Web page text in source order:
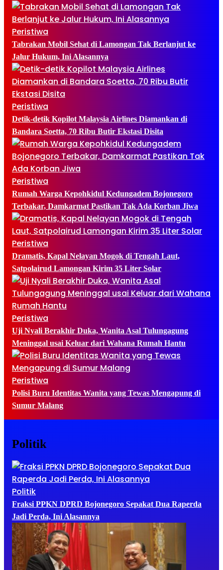
Peristiwa
Tabrakan Mobil Sehat di Lamongan Tak Berlanjut ke
Jalur Hukum, Ini Alasannya
Peristiwa
Detik-detik Kopilot Malaysia Airlines Diamankan di
Bandara Soetta, 70 Ribu Butir Ekstasi Disita
Peristiwa
Rumah Warga Kepohkidul Kedungadem Bojonegoro
Terbakar, Damkarmat Pastikan Tak Ada Korban Jiwa
Peristiwa
Dramatis, Kapal Nelayan Mogok di Tengah Laut,
Satpolairud Lamongan Kirim 35 Liter Solar
Peristiwa
Uji Nyali Berakhir Duka, Wanita Asal Tulungagung
Meninggal usai Keluar dari Wahana Rumah Hantu
Peristiwa
Polisi Buru Identitas Wanita yang Tewas Mengapung di
Sumur Malang
Politik
Politik
Fraksi PPKN DPRD Bojonegoro Sepakat Dua Raperda
Jadi Perda, Ini Alasannya